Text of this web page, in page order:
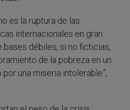
es la ruptura de las
internacionales en gran
bases débiles, si no ficticias,
de la pobreza en un
una miseria intolerable”,